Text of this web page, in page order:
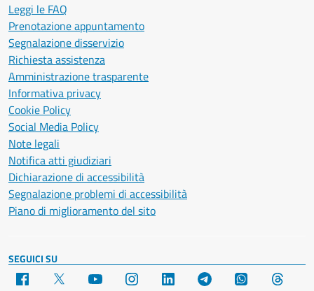
Leggi le FAQ
Prenotazione appuntamento
Segnalazione disservizio
Richiesta assistenza
Amministrazione trasparente
Informativa privacy
Cookie Policy
Social Media Policy
Note legali
Notifica atti giudiziari
Dichiarazione di accessibilità
Segnalazione problemi di accessibilità
Piano di miglioramento del sito
SEGUICI SU
Facebook YouTube Instagram LinkedIn Telegram WhatsApp